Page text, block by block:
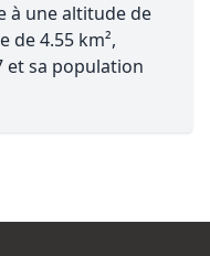
à une altitude de
de 4.55 km²,
et sa population